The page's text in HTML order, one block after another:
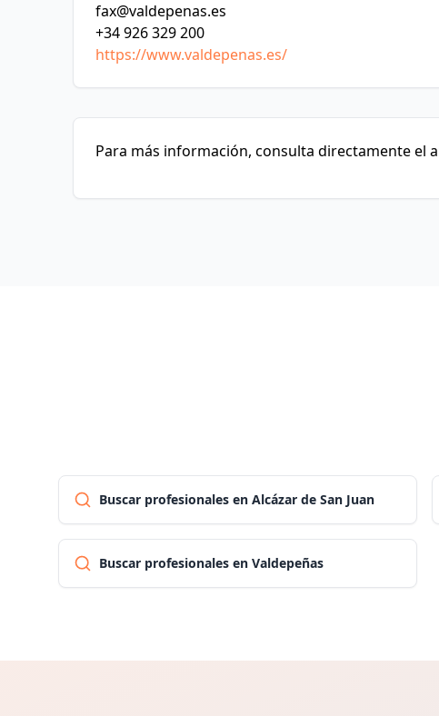
fax@valdepenas.es
+34 926 329 200
https://www.valdepenas.es/
Para más información, consulta directamente el
Buscar profesionales en Alcázar de San Juan
Buscar profesionales en Valdepeñas